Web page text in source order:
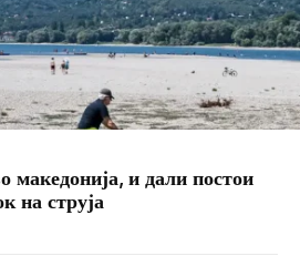
и дали постои
на струја